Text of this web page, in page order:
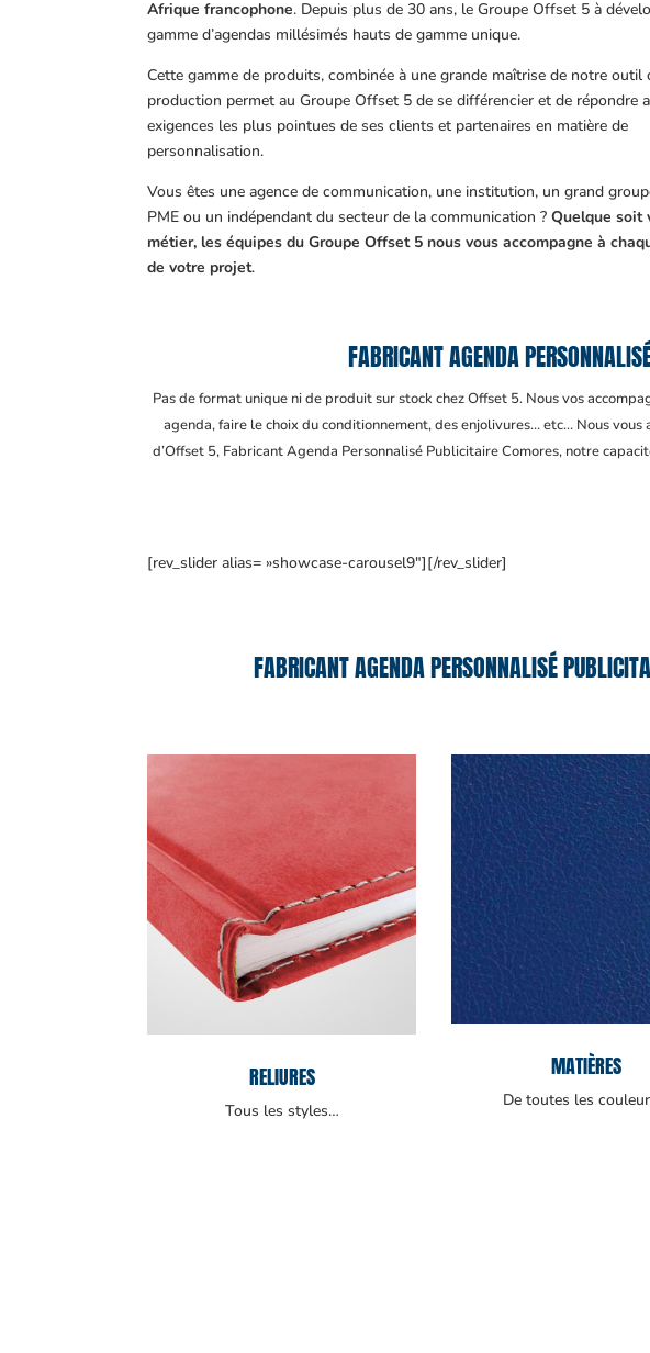
Afrique francophone. Depuis plus de 30 ans, le Groupe Offset 5 à
gamme d’agendas millésimés hauts de gamme unique.
Cette gamme de produits, combinée à une grande maîtrise de notre outil
production permet au Groupe Offset 5 de se différencier et de répondre
exigences les plus pointues de ses clients et partenaires en matière de
personnalisation.
Vous êtes une agence de communication, une institution, un grand
PME ou un indépendant du secteur de la communication ?Quelque soit
métier, les équipes du Groupe Offset 5 nous vous accompagne à
de votre projet.
FABRICANT AGENDA
Pas de format unique ni de produit sur stock chez Offset 5. Nous vos
agenda, faire le choix du conditionnement, des enjolivures… etc… Nous
d’Offset 5, Fabricant Agenda Personnalisé Publicitaire Comores, notre
[rev_slider alias= »showcase-carousel9″][/rev_slider]
FABRICANT AGENDA PERSONNALISÉ
RELIURES
Tous les styles…
MATIÈRES
De toutes les